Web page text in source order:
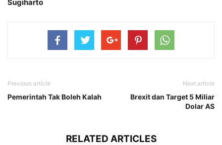
Sugiharto
Previous article
Pemerintah Tak Boleh Kalah
Next article
Brexit dan Target 5 Miliar
Dolar AS
RELATED ARTICLES